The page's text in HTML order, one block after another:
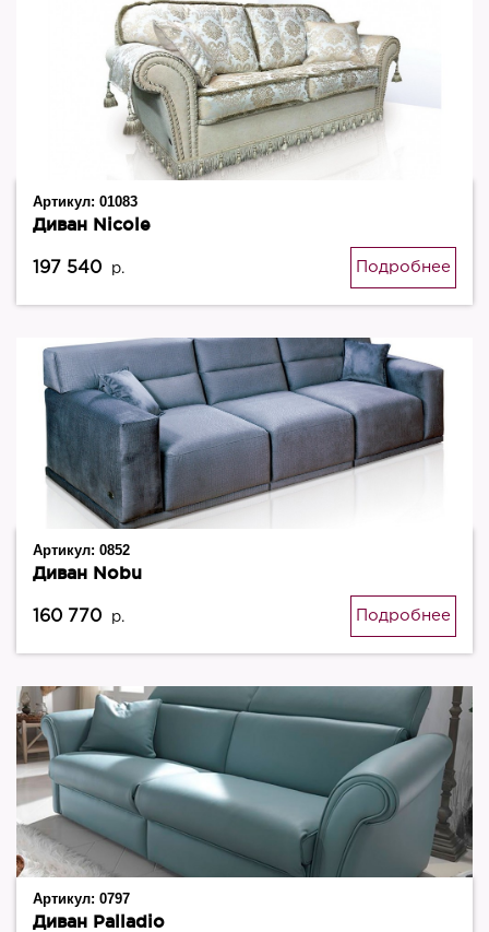
Артикул: 01083
Диван Nicole
197 540 р. Подробнее
Артикул: 0852
Диван Nobu
160 770 р. Подробнее
Артикул: 0797
Диван Palladio